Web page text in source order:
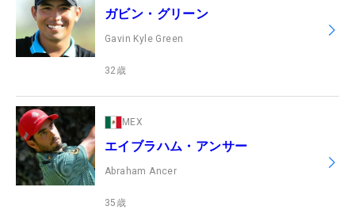
ガビン・グリーン
Gavin Kyle Green
32歳
MEX
エイブラハム・アンサー
Abraham Ancer
35 歳